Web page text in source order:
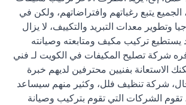
يتبع رغباتهم وافتراضاتهم، ولكن في
وتطوير معدات التبريد والتكييف، لا يزال
يستطيع تركيب مكيف ومتابعته وصيانته
شركة تصليح المكيفات في الكويت لـ فني
الاستعانة بفنيين محترفين لديهم خبرة
شركة تنظيف فلل، وكثير منهم سيساعد
الشركات التي تقوم بتركيب وصيانة